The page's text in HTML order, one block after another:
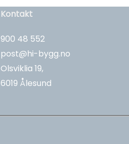
Kontakt
900 48 552
post@hi-bygg.no
Olsviklia 19,
6019 Ålesund